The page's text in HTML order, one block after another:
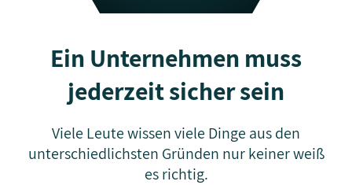
Ein Unternehmen muss
jederzeit sicher sein
Viele Leute wissen viele Dinge aus den
unterschiedlichsten Gründen nur keiner weiß
es richtig.